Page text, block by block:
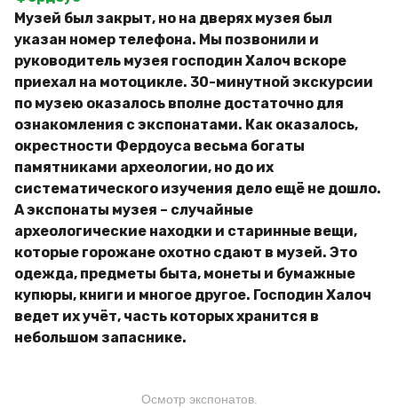
Музей был закрыт, но на дверях музея был
указан номер телефона. Мы позвонили и
руководитель музея господин Халоч вскоре
приехал на мотоцикле. 30-минутной экскурсии
по музею оказалось вполне достаточно для
ознакомления с экспонатами. Как оказалось,
окрестности Фердоуса весьма богаты
памятниками археологии, но до их
систематического изучения дело ещё не дошло.
А экспонаты музея – случайные
археологические находки и старинные вещи,
которые горожане охотно сдают в музей. Это
одежда, предметы быта, монеты и бумажные
купюры, книги и многое другое. Господин Халоч
ведет их учёт, часть которых хранится в
небольшом запаснике.
Осмотр экспонатов.